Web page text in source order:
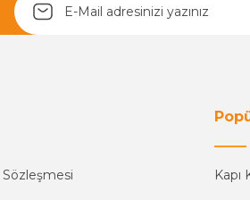
Sözleşmesi Kapı